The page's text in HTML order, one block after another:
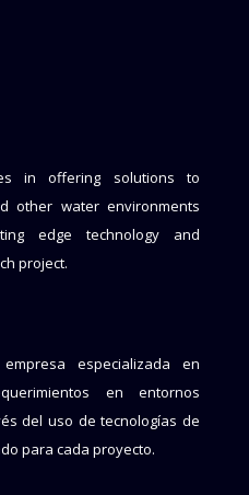
in offering solutions to
other water environments
edge technology and
project.
especializada en
en entornos
del uso de tecnologías de
para cada proyecto.